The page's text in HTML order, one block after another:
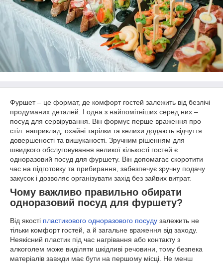
Фуршет – це формат, де комфорт гостей залежить від безлічі
продуманих деталей. І одна з найпомітніших серед них –
посуд для сервірування. Він формує перше враження про
стіл: наприклад, охайні тарілки та келихи додають відчуття
довершеності та вишуканості. Зручним рішенням для
швидкого обслуговування великої кількості гостей є
одноразовий посуд для фуршету. Він допомагає скоротити
час на підготовку та прибирання, забезпечує зручну подачу
закусок і дозволяє організувати захід без зайвих витрат.
Чому важливо правильно обирати
одноразовий посуд для фуршету?
Від якості пластикового одноразового посуду залежить не
тільки комфорт гостей, а й загальне враження від заходу.
Неякісний пластик під час нагрівання або контакту з
алкоголем може виділяти шкідливі речовини, тому безпека
матеріалів завжди має бути на першому місці. Не менш